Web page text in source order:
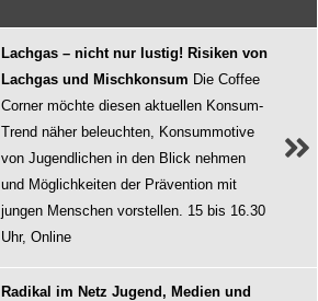
Lachgas – nicht nur lustig! Risiken von
Lachgas und Mischkonsum Die Coffee
Corner möchte diesen aktuellen Konsum-
Trend näher beleuchten, Konsummotive
von Jugendlichen in den Blick nehmen
und Möglichkeiten der Prävention mit
jungen Menschen vorstellen. 15 bis 16.30
Uhr, Online
Radikal im Netz Jugend, Medien und